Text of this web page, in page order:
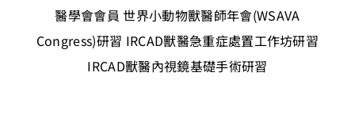
醫學會會員 世界小動物獸醫師年會(WSAVA
Congress)研習 IRCAD獸醫急重症處置工作坊研習
IRCAD獸醫內視鏡基礎手術研習